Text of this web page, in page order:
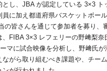
とし、JBA が認定している 3×3 ト
員に加え都道府県バスケットボー
の皆さんを通じて参加者を募り、
FIBA 3×3 レフェリーの野﨑梨
マに試合映像を分析し、野﨑氏
ながら取り組むべき課題や、チー